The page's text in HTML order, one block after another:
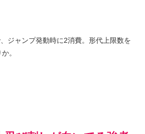
ジャンプ発動時に2消費。形代上限数を
。